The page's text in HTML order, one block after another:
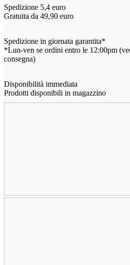
Spedizione 5,4 euro
Gratuita da 49,90 euro
Spedizione in giornata garantita*
*Lun-ven se ordini entro le 12:00pm
consegna)
Disponibilità immediata
Prodotti disponibili in magazzino